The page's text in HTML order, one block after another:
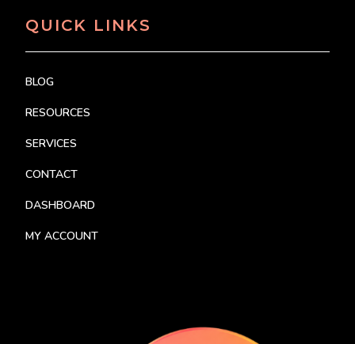
QUICK LINKS
BLOG
RESOURCES
SERVICES
CONTACT
DASHBOARD
MY ACCOUNT